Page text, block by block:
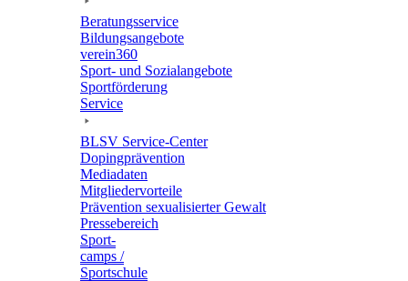
Bera­tungs­ser­vice
Bildungs­an­ge­bote
verein360
Sport- und Sozialangebote
Sport­för­de­rung
Service
BLSV Service-Center
Doping­prä­ven­tion
Media­da­ten
Mitglie­der­vor­teile
Präven­tion sexua­li­sier­ter Gewalt
Pres­se­be­reich
Sport­
camps /
Sportschule